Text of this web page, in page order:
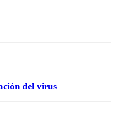
del virus